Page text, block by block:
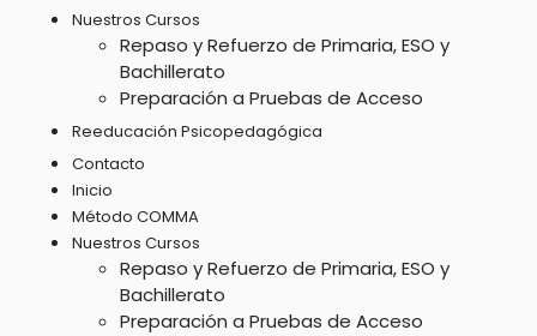
4.6 There is some water / hay agua
5.5 Follow me! / ¡Sígueme!
5.6 My new dress / Mi vestido nuevo
5.7 I am the best / Soy la mejor
6.3 Culture / Christmas Day
6.4 I study or I am studying / Estudio o estoy
estudiando
6.5 Conectores I: ¿Cómo hacer una redacción? (first…
finally), (but, and, because)
Nuestros Cursos
Repaso y Refuerzo de Primaria, ESO y
Bachillerato
Preparación a Pruebas de Acceso
Reeducación Psicopedagógica
Contacto
Inicio
Método COMMA
Nuestros Cursos
Repaso y Refuerzo de Primaria, ESO y
Bachillerato
Preparación a Pruebas de Acceso